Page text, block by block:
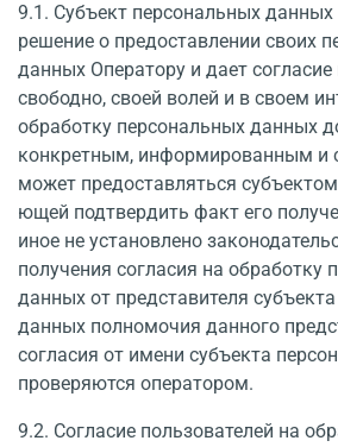
9.1. Субъект персональных
решение о предоставлении своих
данных Оператору и дает согласие
свободно, своей волей и в своем
обработку персональных данных
конкретным, информированным и
может предоставляться
ющей подтвердить факт его
иное не установлено
получения согласия на обработку
данных от представителя
данных полномочия данного
согласия от имени субъекта
проверяются оператором.
9.2. Согласие пользователей на